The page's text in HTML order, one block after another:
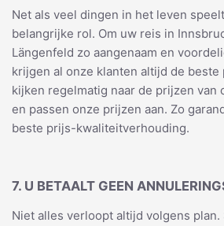
Net als veel dingen in het leven
belangrijke rol. Om uw reis in
Längenfeld zo aangenaam en
krijgen al onze klanten altijd de beste
kijken regelmatig naar de prijzen van
en passen onze prijzen aan. Zo
beste prijs-kwaliteitverhouding.
7. U BETAALT GEEN
Niet alles verloopt altijd volgens plan.